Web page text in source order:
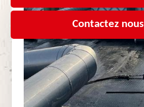
Contactez nous